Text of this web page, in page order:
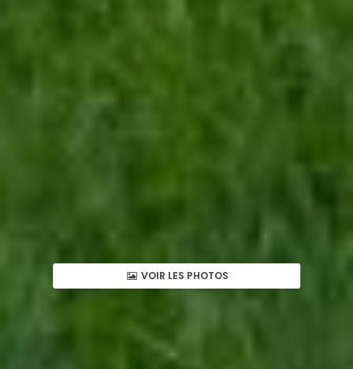
VOIR LES PHOTOS